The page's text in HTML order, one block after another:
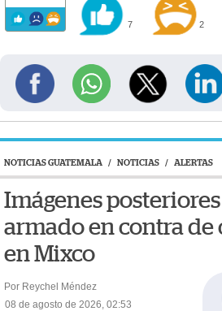
7 2
NOTICIAS GUATEMALA / NOTICIAS / ALERTAS
Imágenes
armado en contra
en Mixco
Por Reychel Méndez
08 de agosto de 2026, 02:53